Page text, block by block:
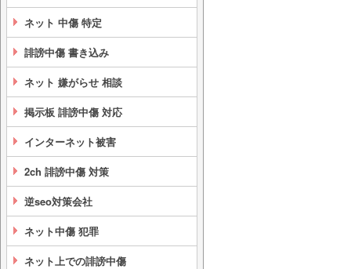
ネット 中傷 特定
誹謗中傷 書き込み
ネット 嫌がらせ 相談
掲示板 誹謗中傷 対応
インターネット被害
2ch 誹謗中傷 対策
逆seo対策会社
ネット中傷 犯罪
ネット上での誹謗中傷